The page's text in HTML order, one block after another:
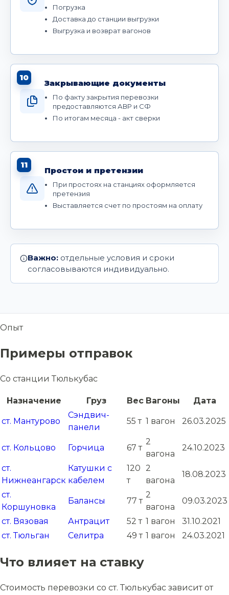
Погрузка
Доставка до станции выгрузки
Выгрузка и возврат вагонов
10
Закрывающие документы
По факту закрытия перевозки
предоставляются АВР и СФ
По итогам месяца - акт сверки
11
Простои и претензии
При простоях на станциях оформляется
претензия
Выставляется счет по простоям на оплату
Важно: отдельные условия и сроки
согласовываются индивидуально.
Опыт
Примеры отправок
Со станции Тюлькубас
Назначение Груз Вес Вагоны Дата
ст. Мантурово
Сэндвич-
панели
55 т 1 вагон 26.03.2025
ст. Кольцово Горчица 67 т
2
вагона
24.10.2023
ст.
Нижнеангарск
Катушки с
кабелем
120
т
2
вагона
18.08.2023
ст.
Коршуновка
Балансы 77 т
2
вагона
09.03.2023
ст. Вязовая Антрацит 52 т 1 вагон
31.10.2021
ст. Тюльган
Селитра 49 т 1 вагон 24.03.2021
Что влияет на ставку
Стоимость перевозки со ст. Тюлькубас зависит от